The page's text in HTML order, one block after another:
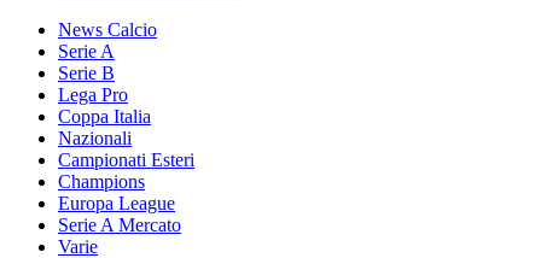
News Calcio
Serie A
Serie B
Lega Pro
Coppa Italia
Nazionali
Campionati Esteri
Champions
Europa League
Serie A Mercato
Varie